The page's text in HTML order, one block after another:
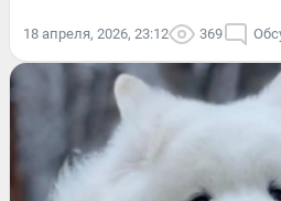
18 апреля, 2026, 23:12 369